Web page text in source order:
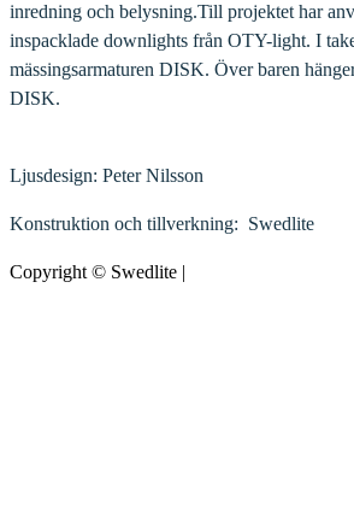
inredning och belysning.Till projektet har
inspacklade downlights från OTY-light. I
mässingsarmaturen DISK. Över baren
DISK.
Ljusdesign: Peter Nilsson
Konstruktion och tillverkning: Swedlite
Copyright © Swedlite |